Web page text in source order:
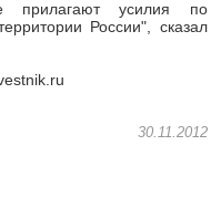
прилагают усилия по
России", сказал
30.11.2012